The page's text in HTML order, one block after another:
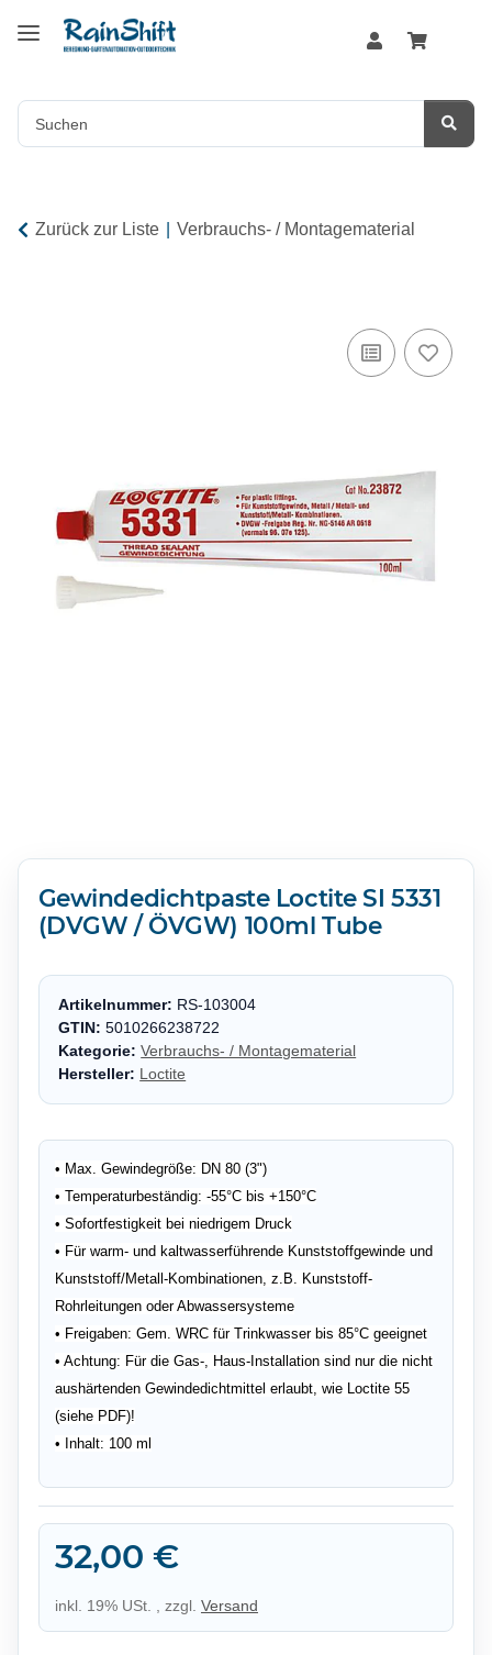
Zurück zur Liste Verbrauchs- / Montagematerial
Gewindedichtpaste Loctite SI 5331
(DVGW / ÖVGW) 100ml Tube
Artikelnummer: RS-103004
GTIN: 5010266238722
Kategorie:Verbrauchs- / Montagematerial
Hersteller: Loctite
• Max. Gewindegröße: DN 80 (3")
• Temperaturbeständig: -55°C bis +150°C
• Sofortfestigkeit bei niedrigem Druck
• Für warm- und kaltwasserführende Kunststoffgewinde und
Kunststoff/Metall-Kombinationen, z.B. Kunststoff-
Rohrleitungen oder Abwassersysteme
• Freigaben: Gem. WRC für Trinkwasser bis 85°C geeignet
• Achtung: Für die Gas-, Haus-Installation sind nur die nicht
aushärtenden Gewindedichtmittel erlaubt, wie Loctite 55
(siehe PDF)!
• Inhalt: 100 ml
32,00 €
inkl. 19% USt. , zzgl. Versand